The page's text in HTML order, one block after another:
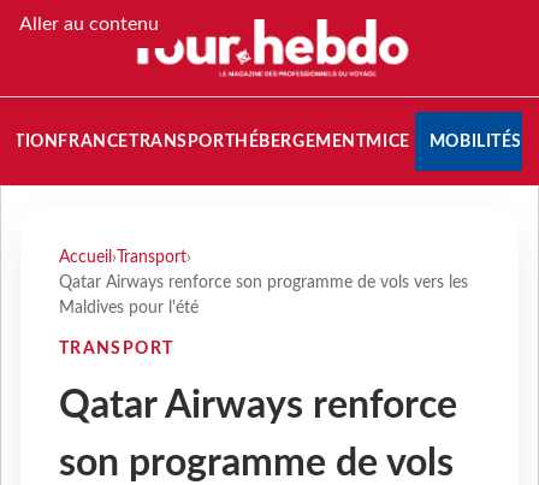
Aller au contenu
FRANCETRANSPORT HÉBERGEMENTMICE MOBILITÉS
Accueil › Transport›
Qatar Airways renforce son programme de vols vers les
Maldives pour l'été
TRANSPORT
Qatar Airways renforce
son programme de vols